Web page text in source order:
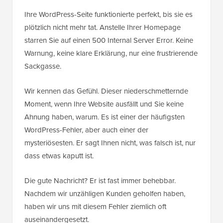
Ihre WordPress-Seite funktionierte perfekt, bis sie es
plötzlich nicht mehr tat. Anstelle Ihrer Homepage
starren Sie auf einen 500 Internal Server Error. Keine
Warnung, keine klare Erklärung, nur eine frustrierende
Sackgasse.
Wir kennen das Gefühl. Dieser niederschmetternde
Moment, wenn Ihre Website ausfällt und Sie keine
Ahnung haben, warum. Es ist einer der häufigsten
WordPress-Fehler, aber auch einer der
mysteriösesten. Er sagt Ihnen nicht, was falsch ist, nur
dass etwas kaputt ist.
Die gute Nachricht? Er ist fast immer behebbar.
Nachdem wir unzähligen Kunden geholfen haben,
haben wir uns mit diesem Fehler ziemlich oft
auseinandergesetzt.